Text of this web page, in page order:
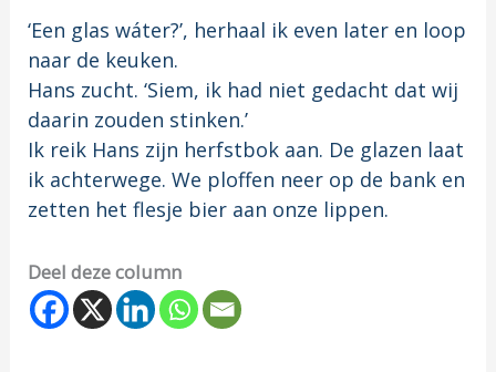
‘Een glas wáter?’, herhaal ik even later en loop
naar de keuken.
Hans zucht. ‘Siem, ik had niet gedacht dat wij
daarin zouden stinken.’
Ik reik Hans zijn herfstbok aan. De glazen laat
ik achterwege. We ploffen neer op de bank en
zetten het flesje bier aan onze lippen.
Deel deze column